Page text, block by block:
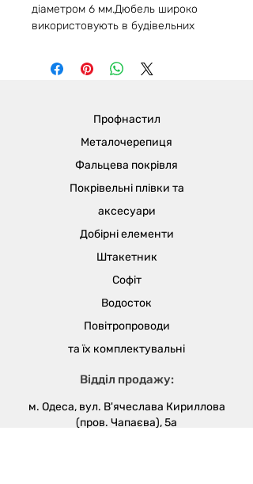
діаметром 6 мм.Дюбель широко
використовують в будівельних
виробляють монтаж металевих
профілів, повітроводів
виріб підходить для роботи з
бетонними конструкціями, цеглою,
природним каменем. Завдяки
захисному цинковому покриттю,
відмінно справляється з
перепадами температур і вологою.
іржавіння. Є можливість
використовувати анкер-клин для
наскрізного монтажу.
Відділ продажу:
м. Одеса, вул. В'ячеслава Кириллова
(пров. Чапаєва), 5а
Профнастил
Металочерепиця
Фальцева покрівля
Покрівельні плівки та
аксесуари
Добірні елементи
Штакетник
Софіт
Водосток
Повітропроводи
та їх комплектувальні